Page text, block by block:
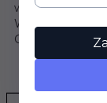
wieku.
Walnetynki,
Gwiazdkę Świąt
OPINIE